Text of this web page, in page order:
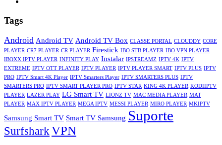
Tags
Android Android TV Android TV Box CLASSE PORTAL CLOUDDY CORE
PLAYER CR7 PLAYER CR PLAYER Firestick IBO STB PLAYER IBO VPN PLAYER
IBOXX IPTV PLAYER INFINITY PLAY Instalar IPSTREAMZ IPTV 4K IPTV
EXTREME IPTV OTT PLAYER IPTV PLAYER IPTV PLAYER SMART IPTV PLUS IPTV
PRO IPTV Smart 4K Player IPTV Smarters Player IPTV SMARTERS PLUS IPTV
SMARTERS PRO IPTV SMART PLAYER PRO IPTV STAR KING 4K PLAYER KODIIPTV
PLAYER LAZER PLAY LG Smart TV LIONZ TV MAC MEDIA PLAYER MAT
PLAYER MAX IPTV PLAYER MEGA IPTV MESSI PLAYER MIRO PLAYER MKIPTV
Samsung Smart TV Smart TV Samsung Suporte
SurfsharkVPN